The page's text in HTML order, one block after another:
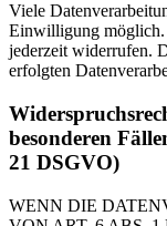
Viele
Einwilligung möglich.
jederzeit widerrufen.
erfolgten
besonderen
21 DSGVO)
WENN DIE